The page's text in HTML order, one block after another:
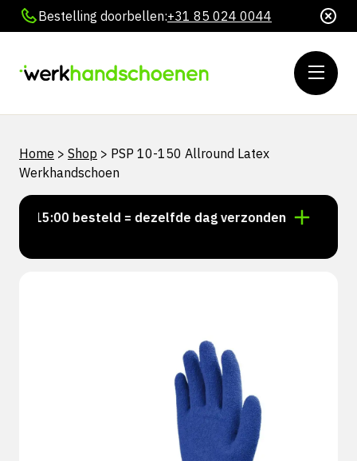
Bestelling doorbellen:+31 85 024 0044
Home > Shop > PSP 10-150 Allround Latex
Werkhandschoen
15:00 besteld = dezelfde dag verzonden